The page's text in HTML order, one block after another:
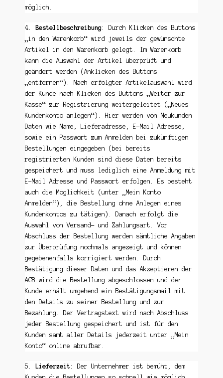
möglich.
4. Bestellbeschreibung: Durch Klicken des Buttons
„in den Warenkorb“ wird jeweils der gewünschte
Artikel in den Warenkorb gelegt. Im Warenkorb
kann die Auswahl der Artikel überprüft und
geändert werden (Anklicken des Buttons
„entfernen“). Nach erfolgter Artikelauswahl wird
der Kunde nach Klicken des Buttons „Weiter zur
Kasse“ zur Registrierung weitergeleitet („Neues
Kundenkonto anlegen“). Hier werden von Neukunden
Daten wie Name, Lieferadresse, E-Mail Adresse,
sowie ein Passwort zum Anmelden bei zukünftigen
Bestellungen eingegeben (bei bereits
registrierten Kunden sind diese Daten bereits
gespeichert und muss lediglich eine Anmeldung mit
E-Mail Adresse und Passwort erfolgen. Es besteht
auch die Möglichkeit (unter „Mein Konto
Anmelden“), die Bestellung ohne Anlegen eines
Kundenkontos zu tätigen). Danach erfolgt die
Auswahl von Versand- und Zahlungsart. Vor
Abschluss der Bestellung werden sämtliche Angaben
zur Überprüfung nochmals angezeigt und können
gegebenenfalls korrigiert werden. Durch
Bestätigung dieser Daten und das Akzeptieren der
AGB wird die Bestellung abgeschlossen und der
Kunde erhält umgehend ein Bestätigungsmail mit
den Details zu seiner Bestellung und zur
Bezahlung. Der Vertragstext wird nach Abschluss
jeder Bestellung gespeichert und ist für den
Kunden samt aller Details jederzeit unter „Mein
Konto“ online abrufbar.
5. Lieferzeit : Der Unternehmer ist bemüht, dem